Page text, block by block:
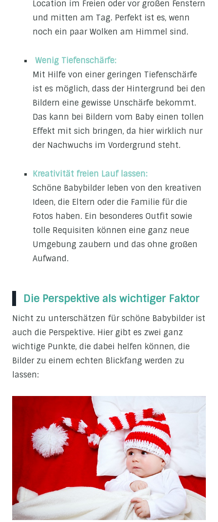
Location im Freien oder vor großen Fenstern
und mitten am Tag. Perfekt ist es, wenn
noch ein paar Wolken am Himmel sind.
Wenig Tiefenschärfe:
Mit Hilfe von einer geringen Tiefenschärfe
ist es möglich, dass der Hintergrund bei den
Bildern eine gewisse Unschärfe bekommt.
Das kann bei Bildern vom Baby einen tollen
Effekt mit sich bringen, da hier wirklich nur
der Nachwuchs im Vordergrund steht.
Kreativität freien Lauf lassen:
Schöne Babybilder leben von den kreativen
Ideen, die Eltern oder die Familie für die
Fotos haben. Ein besonderes Outfit sowie
tolle Requisiten können eine ganz neue
Umgebung zaubern und das ohne großen
Aufwand.
Die Perspektive als wichtiger Faktor
Nicht zu unterschätzen für schöne Babybilder ist
auch die Perspektive. Hier gibt es zwei ganz
wichtige Punkte, die dabei helfen können, die
Bilder zu einem echten Blickfang werden zu
lassen: